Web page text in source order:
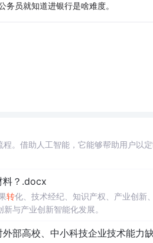
员就知道进银行是啥难度。
。借助人工智能，它能够帮助用户以
料？.docx
转化、技术经纪、知识产权、产业创新
与产业创新智能化发展。
部高校、中小科技企业技术能力